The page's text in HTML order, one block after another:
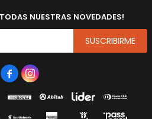
NUESTRAS NOVEDADES!
SUSCRIBIRME
 